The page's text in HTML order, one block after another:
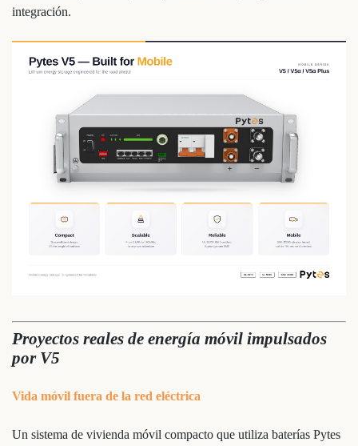
integración.
Proyectos reales de energía móvil impulsados
por V5
Vida móvil fuera de la red eléctrica
Un sistema de vivienda móvil compacto que utiliza baterías Pytes